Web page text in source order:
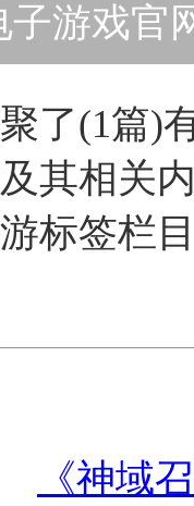
游戏官
了(1篇)
其相关
标签栏
《神域